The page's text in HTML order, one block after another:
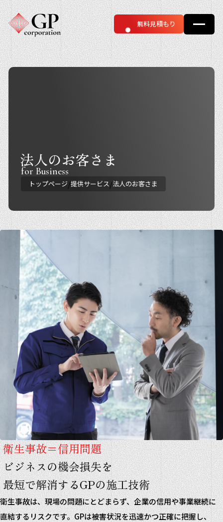
無料見積もり
法人のお客さま
for Business
トップページ/提供サービス/法人のお客さま
衛生事故＝信用問題
ビジネスの機会損失を
最短で解消するGPの施工技術
衛生事故は、現場の問題にとどまらず、企業の信用や事業継続に
直結するリスクです。GPは被害状況を迅速かつ正確に把握し、